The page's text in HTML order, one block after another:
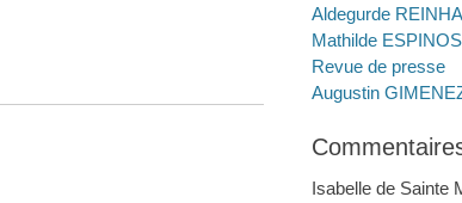
Aldegurde
Mathilde
Revue de presse
Augustin
Isabelle de Sainte